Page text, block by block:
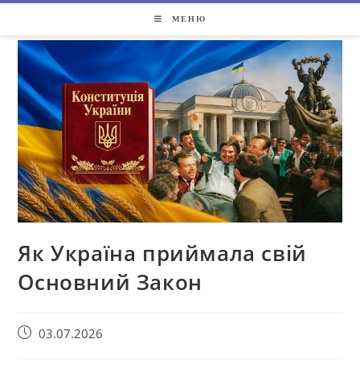
МЕНЮ
Як Україна приймала свій
Основний Закон
03.07.2026